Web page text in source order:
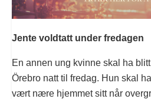
Jente voldtatt under fredagen
En annen ung kvinne skal ha
Örebro natt til fredag. Hun skal
vært nære hjemmet sitt når